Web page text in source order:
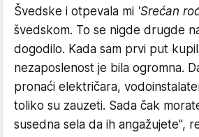
Švedske i otpevala mi 'Srećan
švedskom. To se nigde drugde
dogodilo. Kada sam prvi put
nezaposlenost je bila ogromna.
pronaći električara,
toliko su zauzeti. Sada čak
susedna sela da ih angažujete",